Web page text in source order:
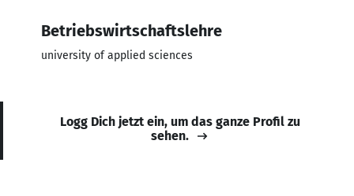
Betriebswirtschaftslehre
university of applied sciences
Logg Dich jetzt ein, um das ganze Profil zu
sehen.